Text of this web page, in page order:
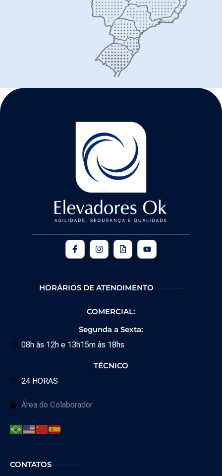
HORÁRIOS DE ATENDIMENTO
COMERCIAL:
Segunda a Sexta:
08h às 12h e 13h15m às 18hs
TÉCNICO
24 HORAS
Área do Colaborador
CONTATOS